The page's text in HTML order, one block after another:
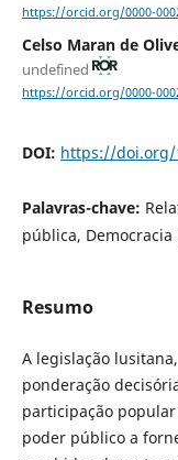
https://orcid.org/0000-
Celso Maran de
undefined
https://orcid.org/0000-
DOI: https://doi.org/
Palavras-chave:
pública,
Resumo
A legislação
ponderação
participação
poder público a